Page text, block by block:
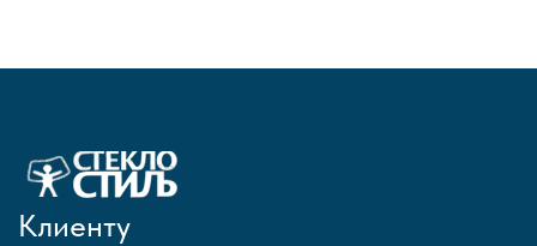
Клиенту